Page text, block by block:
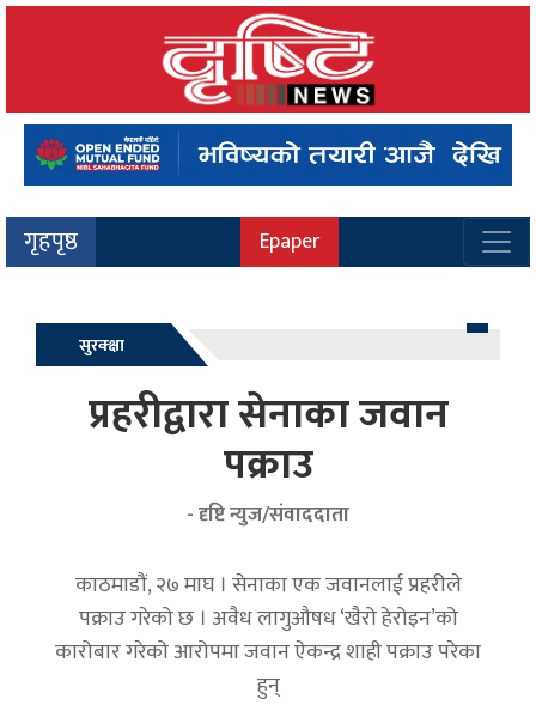
गृहपृष्ठ Epaper
सुरक्क्षा
प्रहरीद्वारा सेनाका जवान
पक्राउ
- दृष्टि न्युज/संवाददाता
काठमाडौं, २७ माघ । सेनाका एक जवानलाई प्रहरीले
पक्राउ गरेको छ । अवैध लागुऔषध ‘खैरो हेरोइन’को
कारोबार गरेको आरोपमा जवान ऐकन्द्र शाही पक्राउ परेका
हुन्